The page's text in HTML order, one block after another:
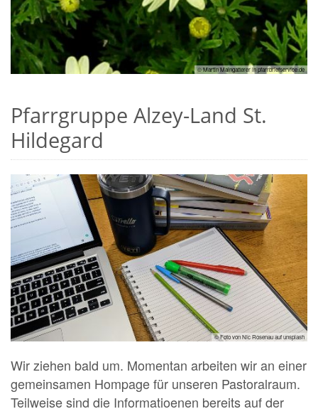
© Martin Maingatterer in pfarrbriefservice.de
Pfarrgruppe Alzey-Land St.
Hildegard
© Foto von Nic Rosenau auf unsplash
Wir ziehen bald um. Momentan arbeiten wir an einer
gemeinsamen Hompage für unseren Pastoralraum.
Teilweise sind die Informatioenen bereits auf der